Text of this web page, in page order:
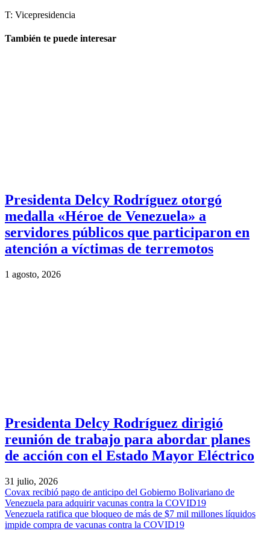
T: Vicepresidencia
También te puede interesar
Presidenta Delcy Rodríguez otorgó
medalla «Héroe de Venezuela» a
servidores públicos que participaron en
atención a víctimas de terremotos
1 agosto, 2026
Presidenta Delcy Rodríguez dirigió
reunión de trabajo para abordar planes
de acción con el Estado Mayor Eléctrico
31 julio, 2026
Covax recibió pago de anticipo del Gobierno Bolivariano de
Venezuela para adquirir vacunas contra la COVID19
Venezuela ratifica que bloqueo de más de $7 mil millones líquidos
impide compra de vacunas contra la COVID19